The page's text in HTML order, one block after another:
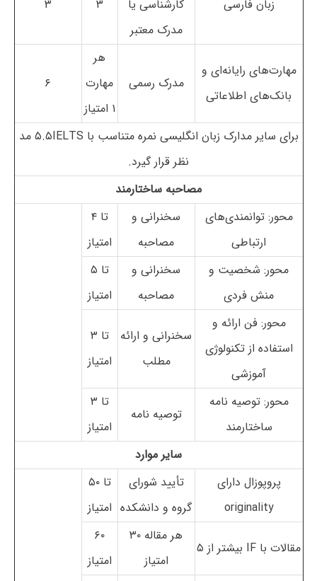
زبان فارسی
کارشناسی یا
مدرک معتبر
۳ ۳
مهارت‌های رایانه‌ای و
بانک‌های اطلاعاتی
مدرک رسمی
هر
مهارت
۱ امتیاز
۶
برای سایر مدارک زبان انگلیسی نمره متناسب با ۵.۵IELTS مد
نظر قرار گیرد.
مصاحبه ساختارمند
محور: توانمندی‌های
ارتباطی
سخنرانی و
مصاحبه
تا ۴
امتیاز
محور: شخصیت و
منش فردی
سخنرانی و
مصاحبه
تا ۵
امتیاز
محور: فن ارائه و
استفاده از تکنولوژی
آموزشی
سخنرانی و ارائه
مطلب
تا ۳
امتیاز
محور: توصیه نامه
ساختارمند
توصیه نامه
تا ۳
امتیاز
سایر موارد
پروپوزال دارای
originality
تأیید شورای
گروه و دانشکده
تا ۵۰
امتیاز
مقالات با IF بیشتر از ۵
هر مقاله ۳۰
امتیاز
۶۰
امتیاز